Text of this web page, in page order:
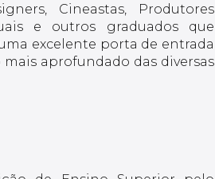
Cineastas, Produtores
e outros graduados que
excelente porta de entrada
aprofundado das diversas